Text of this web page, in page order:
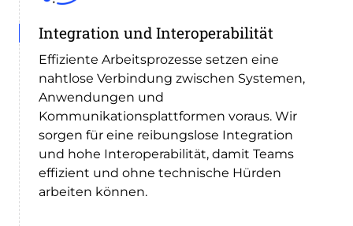
Integration und Interoperabilität
Effiziente Arbeitsprozesse setzen eine
nahtlose Verbindung zwischen Systemen,
Anwendungen und
Kommunikationsplattformen voraus. Wir
sorgen für eine reibungslose Integration
und hohe Interoperabilität, damit Teams
effizient und ohne technische Hürden
arbeiten können.